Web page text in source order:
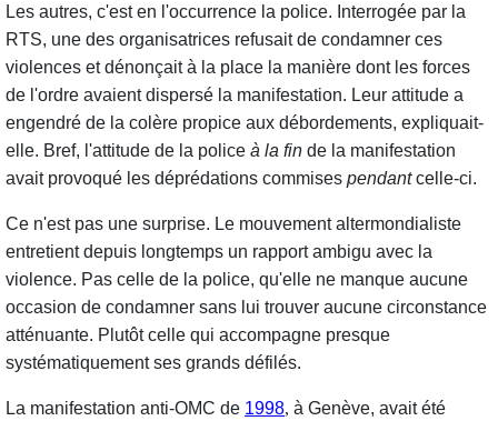
Les autres, c'est en l'occurrence la police. Interrogée par la
RTS, une des organisatrices refusait de condamner ces
violences et dénonçait à la place la manière dont les forces
de l'ordre avaient dispersé la manifestation. Leur attitude a
engendré de la colère propice aux débordements, expliquait-
elle. Bref, l'attitude de la police à la fin de la manifestation
avait provoqué les déprédations commises pendantcelle-ci.
Ce n'est pas une surprise. Le mouvement altermondialiste
entretient depuis longtemps un rapport ambigu avec la
violence. Pas celle de la police, qu'elle ne manque aucune
occasion de condamner sans lui trouver aucune circonstance
atténuante. Plutôt celle qui accompagne presque
systématiquement ses grands défilés.
La manifestation anti-OMC de 1998, à Genève, avait été